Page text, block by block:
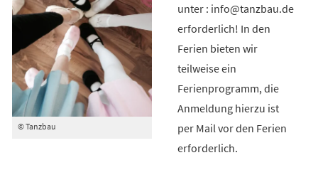
© Tanzbau
unter : info@tanzbau.de
erforderlich! In den
Ferien bieten wir
teilweise ein
Ferienprogramm, die
Anmeldung hierzu ist
per Mail vor den Ferien
erforderlich.